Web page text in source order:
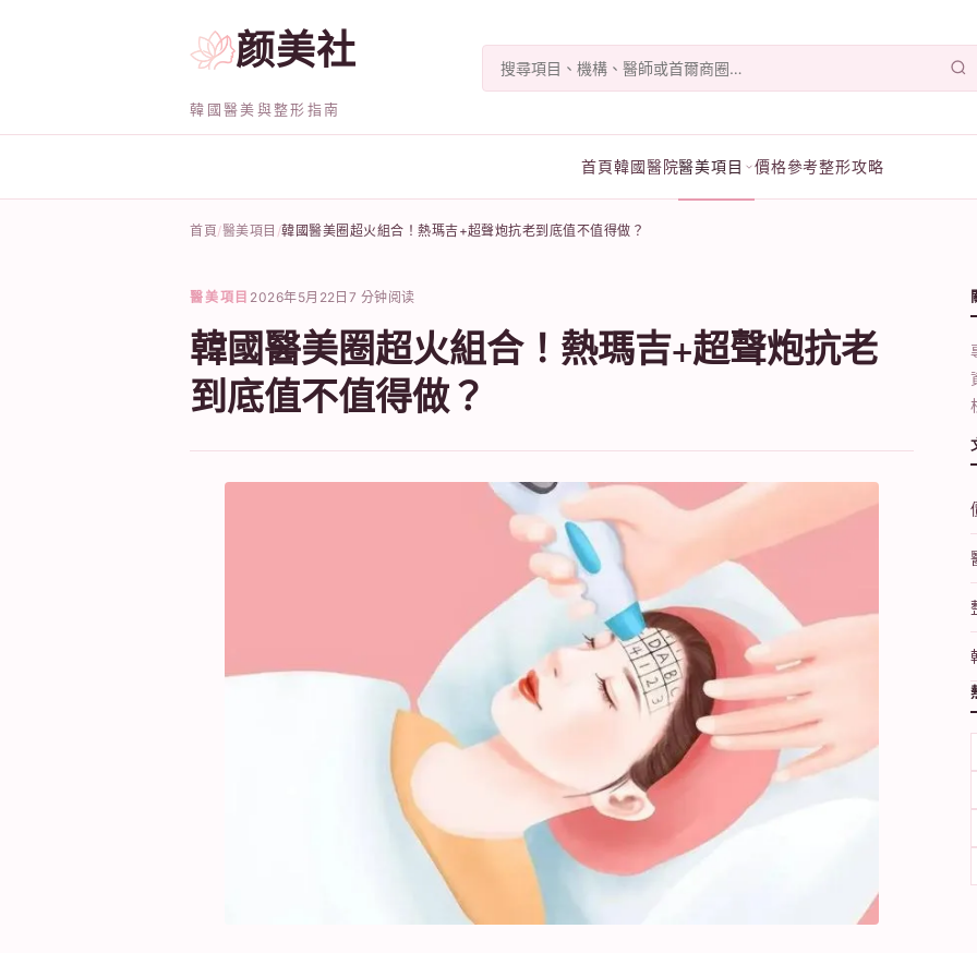
颜美社
韓國醫美與整形指南
首頁韓國醫院醫美項目 價格參考整形攻略
首頁 醫美項目 韓國醫美圈超火組合！熱瑪吉+超聲炮抗老到底值不值得做？
醫美項目 2026年5月22日 7 分钟阅读
韓國醫美圈超火組合！熱瑪吉+超聲炮抗老
到底值不值得做？